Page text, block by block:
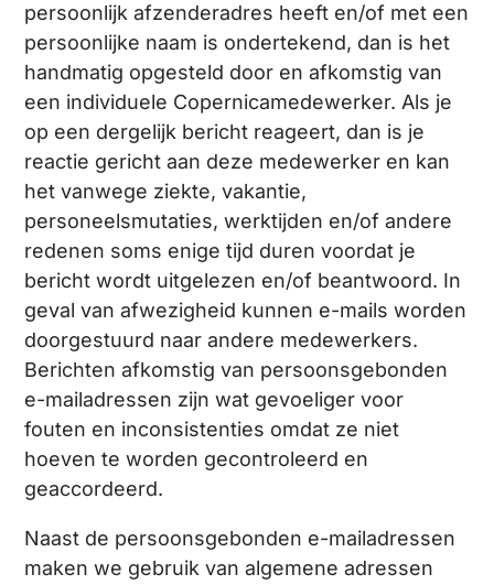
persoonlijk afzenderadres heeft en/of met een
persoonlijke naam is ondertekend, dan is het
handmatig opgesteld door en afkomstig van
een individuele Copernicamedewerker. Als je
op een dergelijk bericht reageert, dan is je
reactie gericht aan deze medewerker en kan
het vanwege ziekte, vakantie,
personeelsmutaties, werktijden en/of andere
redenen soms enige tijd duren voordat je
bericht wordt uitgelezen en/of beantwoord. In
geval van afwezigheid kunnen e-mails worden
doorgestuurd naar andere medewerkers.
Berichten afkomstig van persoonsgebonden
e-mailadressen zijn wat gevoeliger voor
fouten en inconsistenties omdat ze niet
hoeven te worden gecontroleerd en
geaccordeerd.
Naast de persoonsgebonden e-mailadressen
maken we gebruik van algemene adressen